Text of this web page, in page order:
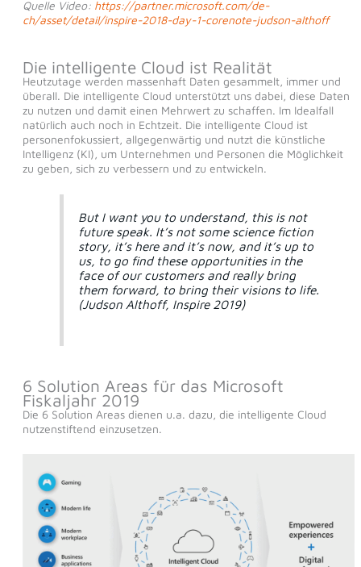
Quelle Video: https://partner.microsoft.com/de-
ch/asset/detail/inspire-2018-day-1-corenote-judson-althoff
Die intelligente Cloud ist Realität
Heutzutage werden massenhaft Daten gesammelt, immer und
überall. Die intelligente Cloud unterstützt uns dabei, diese Daten
zu nutzen und damit einen Mehrwert zu schaffen. Im Idealfall
natürlich auch noch in Echtzeit. Die intelligente Cloud ist
personenfokussiert, allgegenwärtig und nutzt die künstliche
Intelligenz (KI), um Unternehmen und Personen die Möglichkeit
zu geben, sich zu verbessern und zu entwickeln.
But I want you to understand, this is not
future speak. It’s not some science fiction
story, it’s here and it’s now, and it’s up to
us, to go find these opportunities in the
face of our customers and really bring
them forward, to bring their visions to life.
(Judson Althoff, Inspire 2019)
6 Solution Areas für das Microsoft
Fiskaljahr 2019
Die 6 Solution Areas dienen u.a. dazu, die intelligente Cloud
nutzenstiftend einzusetzen.